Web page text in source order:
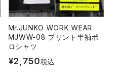
Mr.JUNKO WORK WEAR
MJWW-08 プリント半袖ポ
ロシャツ
¥2,750税込